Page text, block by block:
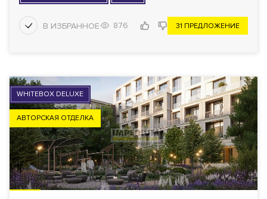
876 31 ПРЕДЛОЖЕНИЕ
WHITEBOX DELUXE
АВТОРСКАЯ ОТДЕЛКА